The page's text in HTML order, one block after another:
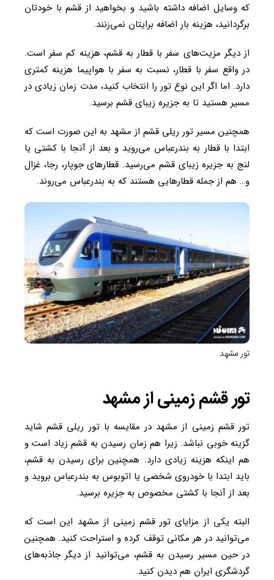
که وسایل اضافه داشته باشید و بخواهید از قشم با خودتان
برگردانید، هزینه بار اضافه برایتان نمی‌زنند.
از دیگر مزیت‌های سفر با قطار به قشم، هزینه کم سفر است.
در واقع سفر با قطار، نسبت به سفر با هواپیما هزینه کمتری
دارد. اما اگر این نوع تور را انتخاب کنید، مدت زمان زیادی در
مسیر هستید تا به جزیره زیبای قشم برسید.
همچنین مسیر تور ریلی قشم از مشهد به این صورت است که
ابتدا با قطار به بندرعباس می‌روید و بعد از آنجا با کشتی یا
لنج به جزیره زیبای قشم می‌رسید. قطارهای جوپار، رجا، غزال
و… هم از جمله قطارهایی هستند که به بندرعباس می‌روند.
تور مشهد
تور قشم زمینی از مشهد
تور قشم زمینی از مشهد در مقایسه با تور ریلی قشم شاید
گزینه خوبی نباشد. زیرا هم زمان رسیدن به قشم زیاد است و
هم اینکه هزینه زیادی دارد. همچنین برای رسیدن به قشم،
باید ابتدا با خودروی شخصی یا اتوبوس به بندرعباس بروید و
بعد از آنجا با کشتی مخصوص به جزیره برسید.
البته یکی از مزایای تور قشم زمینی از مشهد این است که
می‌توانید در هر مکانی توقف کرده و استراحت کنید. همچنین
در حین مسیر رسیدن به قشم، می‌توانید از دیگر جاذبه‌های
گردشگری ایران هم دیدن کنید.